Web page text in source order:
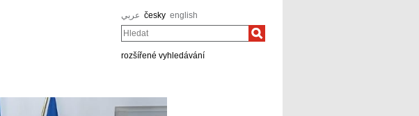
عربي česky english
Hledat
rozšířené vyhledávání